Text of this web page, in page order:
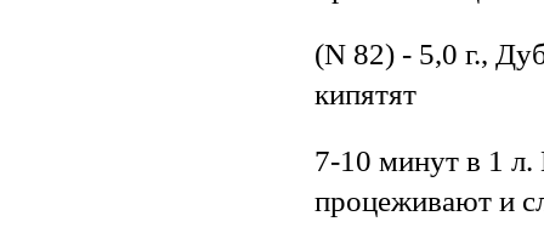
(N 82) - 5,0 г.,
кипятят
7-10 минут в 1
процеживают и